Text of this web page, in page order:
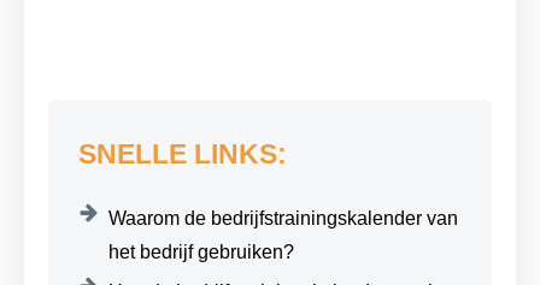
SNELLE LINKS:
Waarom de bedrijfstrainingskalender van
het bedrijf gebruiken?